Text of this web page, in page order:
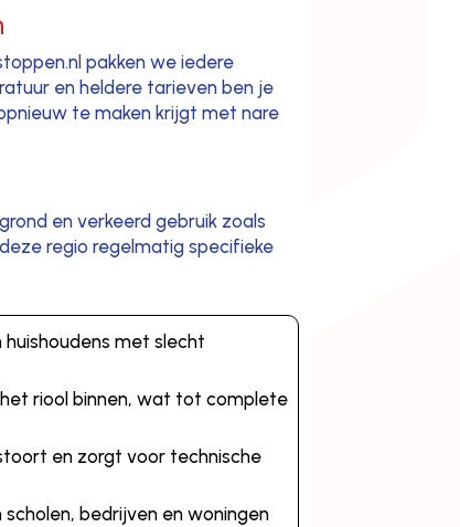
pakken we iedere
en heldere tarieven ben je
te maken krijgt met nare
en verkeerd gebruik zoals
regio regelmatig specifieke
huishoudens met slecht
het riool binnen, wat tot complete
en zorgt voor technische
bedrijven en woningen